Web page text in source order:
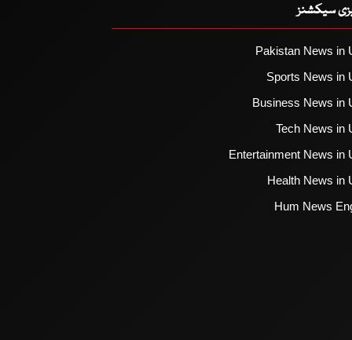
سیکشنز
Pakistan News in
Sports News in
Business News in
Tech News in
Entertainment News in
Health News in
Hum News